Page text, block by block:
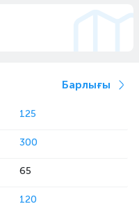
Барлығы
125
300
65
120